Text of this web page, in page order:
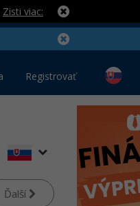
Zisti viac:
Registrovať
Ďalší